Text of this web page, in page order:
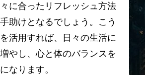
に合ったリフレッシュ方法
助けとなるでしょう。こう
活用すれば、日々の生活に
やし、心と体のバランスを
なります。